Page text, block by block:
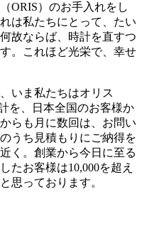
ORIS）のお手入れをし
は私たちにとって、たい
故ならば、時計を直すつ
。これほど光栄で、幸せ
いま私たちはオリス
を、日本全国のお客様か
らも月に数回は、お問い
うち見積もりにご納得を
く。創業から今日に至る
たお客様は10,000を超え
思っております。